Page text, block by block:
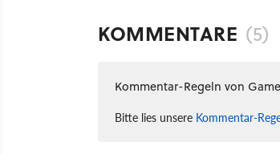
KOMMENTARE (5)
Kommentar-Regeln von
Bitte lies unsere Kommentar-